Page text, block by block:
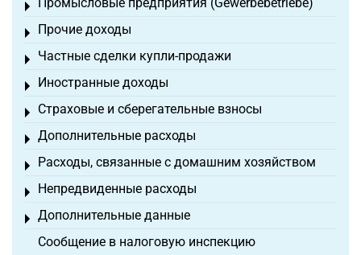
Toggle menu
Прочие доходы
Toggle menu
Частные сделки купли-продажи
Toggle menu
Иностранные доходы
Toggle menu
Страховые и сберегательные взносы
Toggle menu
Дополнительные расходы
Toggle menu
Расходы, связанные с домашним хозяйством
Toggle menu
Непредвиденные расходы
Toggle menu
Дополнительные данные
Toggle menu
Сообщение в налоговую инспекцию